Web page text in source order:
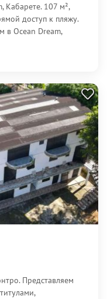
Кабарете. 107 м²,
доступ к пляжу.
в Ocean Dream,
Представляем